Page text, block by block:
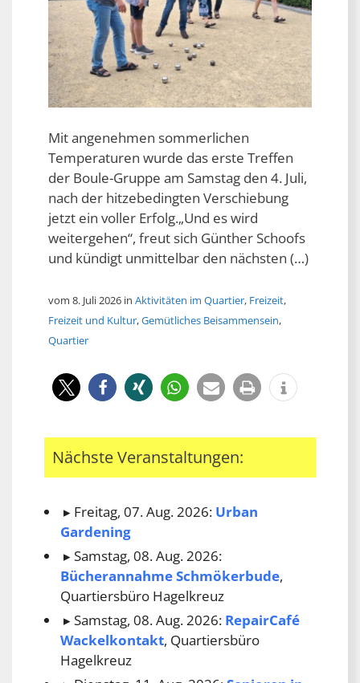
Mit angenehmen sommerlichen
Temperaturen wurde das erste Treffen
der Boule-Gruppe am Samstag den 4. Juli,
nach der hitzebedingten Verschiebung
jetzt ein voller Erfolg.„Und es wird
weitergehen“, freut sich Günther Schoofs
und kündigt unmittelbar den nächsten (…)
vom 8. Juli 2026 in Aktivitäten im Quartier, Freizeit,
Freizeit und Kultur,Gemütliches Beisammensein,
Quartier
Nächste Veranstaltungen:
Freitag, 07. Aug. 2026: Urban
Gardening
Samstag, 08. Aug. 2026:
Bücherannahme Schmökerbude,
Quartiersbüro Hagelkreuz
Samstag, 08. Aug. 2026: RepairCafé
Wackelkontakt, Quartiersbüro
Hagelkreuz